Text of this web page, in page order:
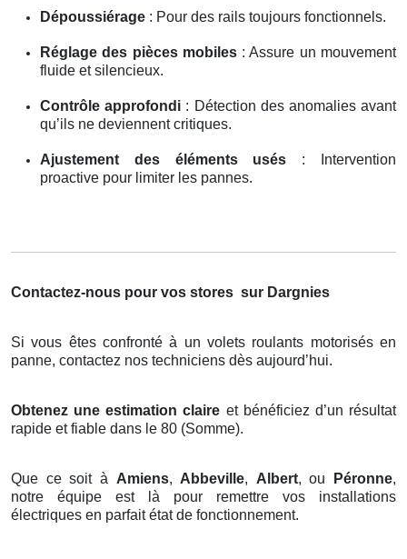
Dépoussiérage : Pour des rails toujours fonctionnels.
Réglage des pièces mobiles: Assure un mouvement
fluide et silencieux.
Contrôle approfondi : Détection des anomalies avant
qu’ils ne deviennent critiques.
Ajustement des éléments usés : Intervention
proactive pour limiter les pannes.
Contactez-nous pour vos stores sur Dargnies
Si vous êtes confronté à un volets roulants motorisés en
panne, contactez nos techniciens dès aujourd’hui.
Obtenez une estimation claire et bénéficiez d’un résultat
rapide et fiable dans le 80 (Somme).
Que ce soit à Amiens, Abbeville, Albert, ou Péronne,
notre équipe est là pour remettre vos installations
électriques en parfait état de fonctionnement.